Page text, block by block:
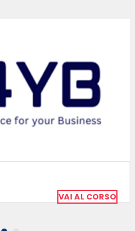
VAI AL CORSO